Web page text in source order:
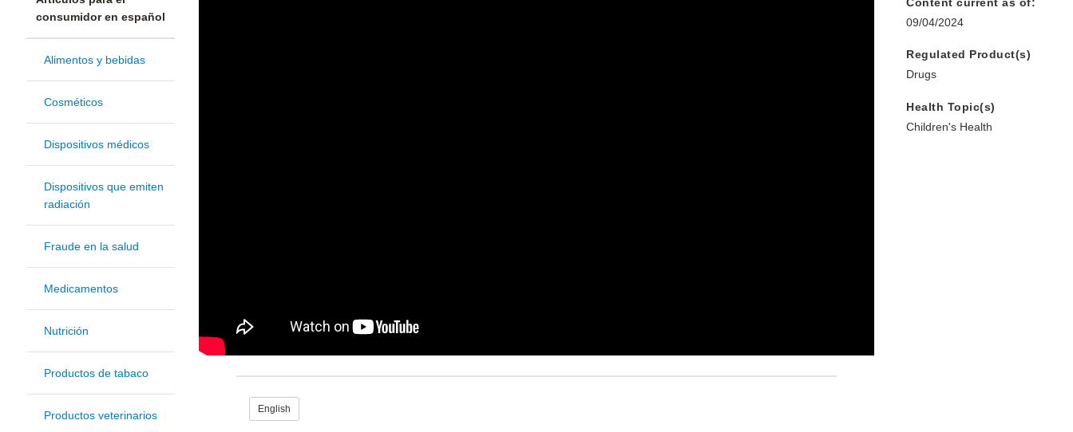
consumidor en español
Alimentos y bebidas
Cosméticos
Dispositivos médicos
Dispositivos que emiten
radiación
Fraude en la salud
Medicamentos
Nutrición
Productos de tabaco
Productos veterinarios English
Content current as of:
09/04/2024
Regulated Product(s)
Drugs
Health Topic(s)
Children's Health